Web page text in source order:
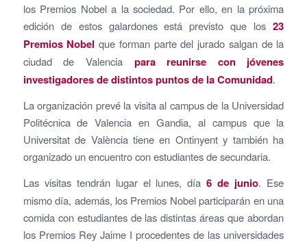
los Premios Nobel a la sociedad. Por ello, en la próxima
edición de estos galardones está previsto que los23
Premios Nobel que forman parte del jurado salgan de la
ciudad de Valencia para reunirse con jóvenes
investigadores de distintos puntos de la Comunidad.
La organización prevé la visita al campus de la Universidad
Politécnica de Valencia en Gandia, al campus que la
Universitat de València tiene en Ontinyent y también ha
organizado un encuentro con estudiantes de secundaria.
Las visitas tendrán lugar el lunes, día6 de junio. Ese
mismo día, además, los Premios Nobel participarán en una
comida con estudiantes de las distintas áreas que abordan
los Premios Rey Jaime I procedentes de las universidades